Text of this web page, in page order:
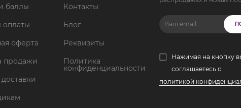
баллы
оплаты
оферта
продажи
Контакты
Блог
Реквизиты
Политика
конфиденциальности
Нажимая на кнопку
соглашаетесь с
политикой